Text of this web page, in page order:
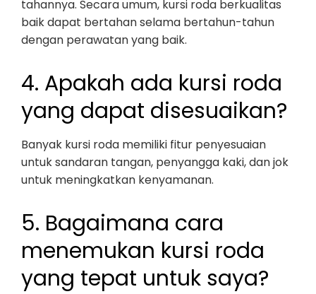
tahannya. Secara umum, kursi roda berkualitas
baik dapat bertahan selama bertahun-tahun
dengan perawatan yang baik.
4. Apakah ada kursi roda
yang dapat disesuaikan?
Banyak kursi roda memiliki fitur penyesuaian
untuk sandaran tangan, penyangga kaki, dan jok
untuk meningkatkan kenyamanan.
5. Bagaimana cara
menemukan kursi roda
yang tepat untuk saya?